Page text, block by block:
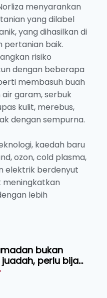
menyarankan
yang dilabel
yang dihasilkan di
pertanian baik.
risiko
dengan beberapa
membasuh buah
garam, serbuk
kulit, merebus,
dengan sempurna.
kaedah baru
ozon, cold plasma,
elektrik berdenyut
meningkatkan
lebih
bukan
perlu bijak
selamat